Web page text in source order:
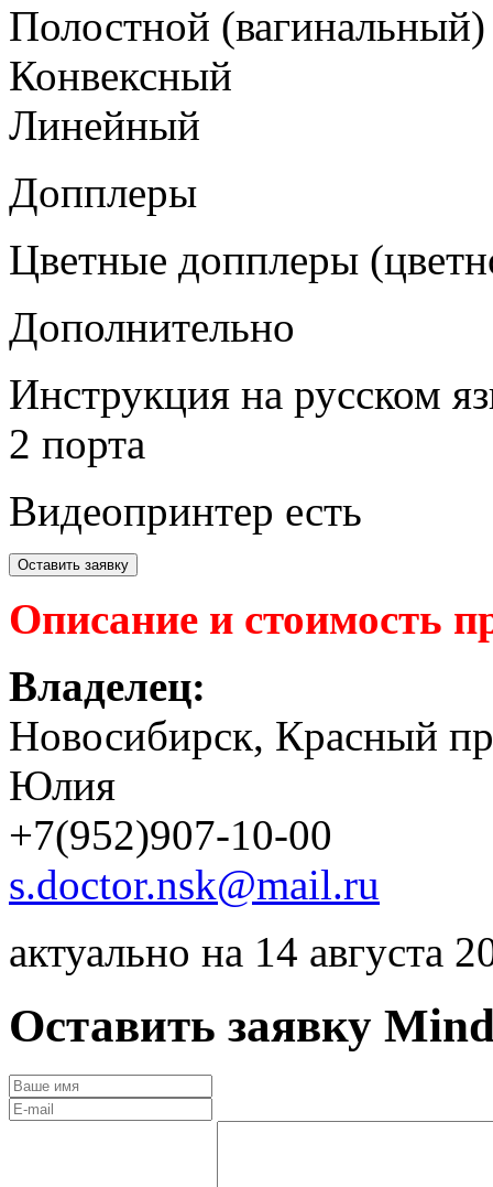
Полостной (вагинальный)
Конвексный
Линейный
Допплеры
Цветные допплеры
Дополнительно
Инструкция на русском
2 порта
Видеопринтер есть
Оставить заявку
Описание и стоимость
Владелец:
Новосибирск, Красный
Юлия
+7(952)907-10-00
s.doctor.nsk@mail.ru
актуально на 14 августа
Оставить заявку